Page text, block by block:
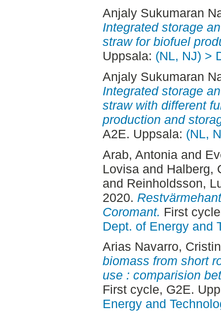
Anjaly Sukumaran
Integrated storage
straw for biofuel
Uppsala: (NL, NJ) >
Anjaly Sukumaran
Integrated storage
straw with different
production and
A2E. Uppsala: (NL,
Arab, Antonia and
Lovisa and Halberg,
and Reinholdsson,
2020.
Coromant. First
Dept. of Energy and
Arias Navarro,
biomass from short
use : comparision
First cycle, G2E.
Energy and